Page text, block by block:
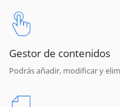
Gestor de contenidos
Podrás añadir, modificar y